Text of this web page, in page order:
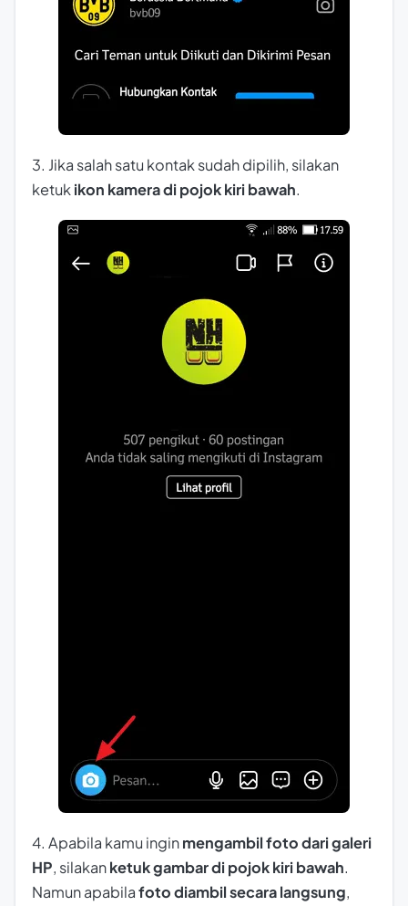
3. Jika salah satu kontak sudah dipilih, silakan
ketukikon kamera di pojok kiri bawah.
4. Apabila kamu inginmengambil foto dari galeri
HP, silakanketuk gambar di pojok kiri bawah.
Namun apabilafoto diambil secara langsung,